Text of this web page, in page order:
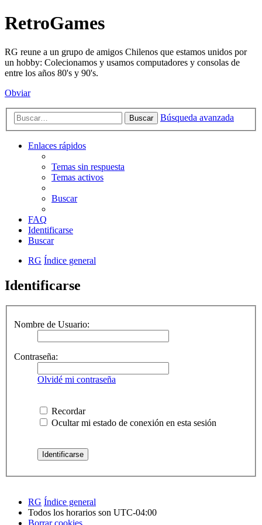
RetroGames
RG reune a un grupo de amigos Chilenos que estamos unidos por
un hobby: Colecionamos y usamos computadores y consolas de
entre los años 80's y 90's.
Obviar
Buscar Búsqueda avanzada
Enlaces rápidos
Temas sin respuesta
Temas activos
Buscar
FAQ
Identificarse
Buscar
RG Índice general
Identificarse
Nombre de Usuario:
Contraseña:
Olvidé mi contraseña
Recordar
Ocultar mi estado de conexión en esta sesión
RG Índice general
Todos los horarios son UTC-04:00
Borrar cookies